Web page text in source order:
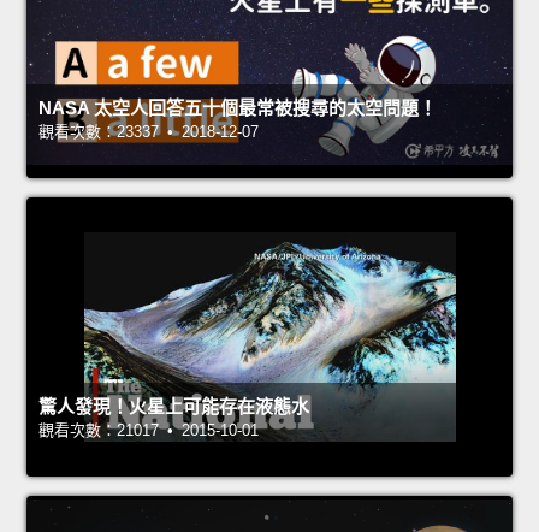
NASA 太空人回答五十個最常被搜尋的太空問題！
觀看次數：23337 • 2018-12-07
驚人發現！火星上可能存在液態水
觀看次數：21017 • 2015-10-01